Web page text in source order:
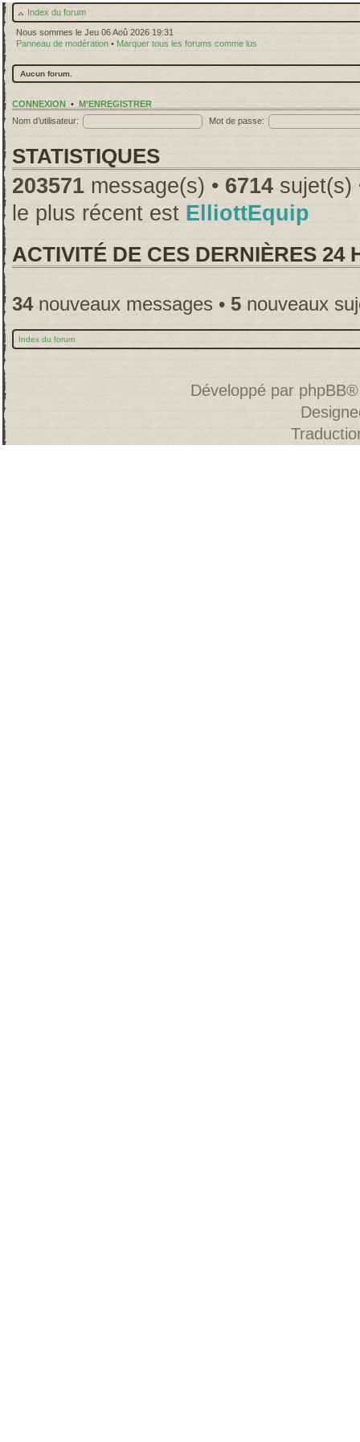
Index du forum
Nous sommes le Jeu 06 Aoû 2026 19:31
Panneau de modération • Marquer tous les forums comme lus
Aucun forum.
CONNEXION • M’ENREGISTRER
Nom d’utilisateur:
Mot de passe:
STATISTIQUES
203571 message(s) • 6714 sujet(s)
le plus récent est ElliottEquip
ACTIVITÉ DE CES DERNIÈRES 24
34nouveaux messages • 5 nouveaux
Index du forum
Développé par phpBB®